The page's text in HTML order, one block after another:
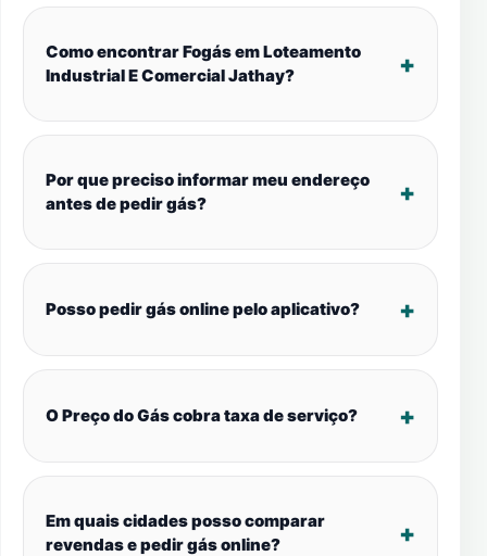
Como encontrar Fogás em Loteamento
Industrial E Comercial Jathay?
Por que preciso informar meu endereço
antes de pedir gás?
Posso pedir gás online pelo aplicativo?
O Preço do Gás cobra taxa de serviço?
Em quais cidades posso comparar
revendas e pedir gás online?